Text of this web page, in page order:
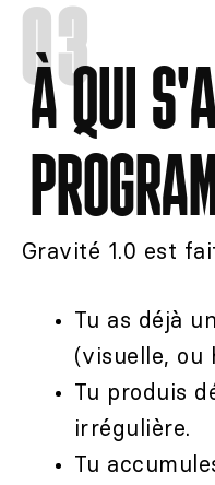
03
À QUI
Gravité 1.0 est
Tu as déjà
(visuelle, ou
Tu produis
irrégulière.
Tu